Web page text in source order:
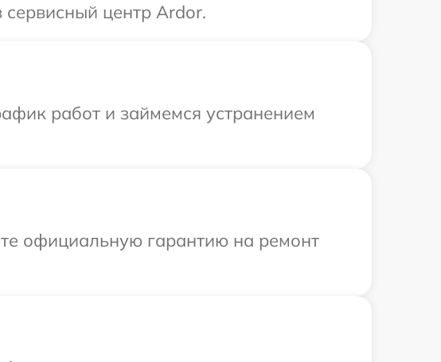
центр Ardor.
работ и займемся устранением
официальную гарантию на ремонт